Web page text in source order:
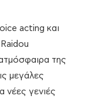
acting και
της
μεγάλες
νέες γενιές